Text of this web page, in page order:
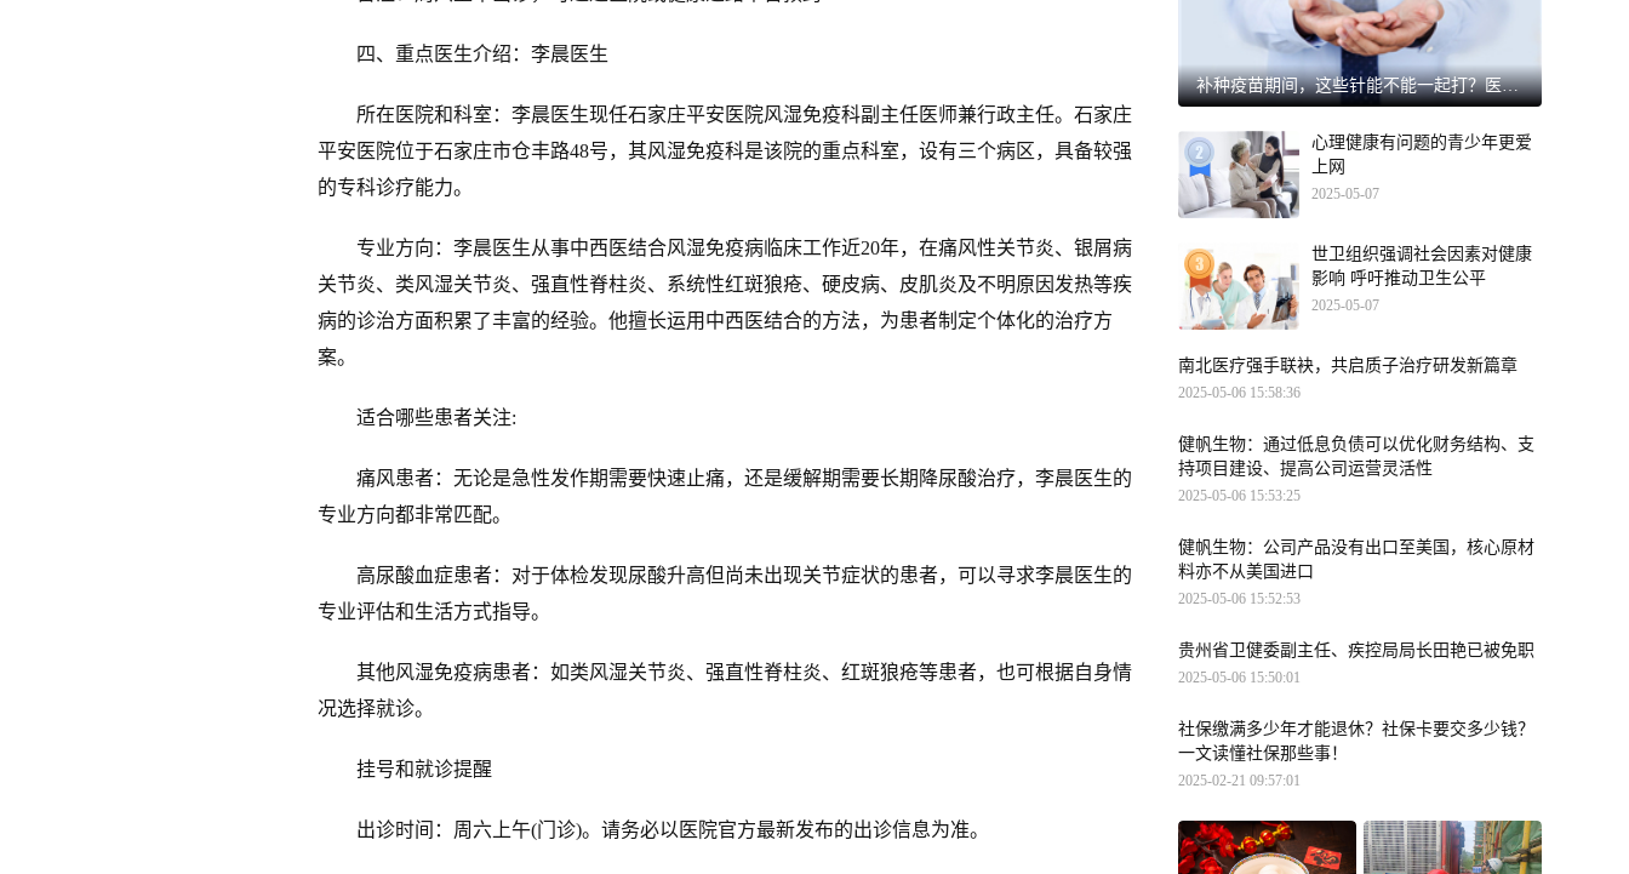
四、重点医生介绍：李晨医生
所在医院和科室：李晨医生现任石家庄平安医院风湿免疫科副主任医师兼行政主任。石家庄
平安医院位于石家庄市仓丰路48号，其风湿免疫科是该院的重点科室，设有三个病区，具备较强
的专科诊疗能力。
专业方向：李晨医生从事中西医结合风湿免疫病临床工作近20年，在痛风性关节炎、银屑病
关节炎、类风湿关节炎、强直性脊柱炎、系统性红斑狼疮、硬皮病、皮肌炎及不明原因发热等疾
病的诊治方面积累了丰富的经验。他擅长运用中西医结合的方法，为患者制定个体化的治疗方
案。
适合哪些患者关注:
痛风患者：无论是急性发作期需要快速止痛，还是缓解期需要长期降尿酸治疗，李晨医生的
专业方向都非常匹配。
高尿酸血症患者：对于体检发现尿酸升高但尚未出现关节症状的患者，可以寻求李晨医生的
专业评估和生活方式指导。
其他风湿免疫病患者：如类风湿关节炎、强直性脊柱炎、红斑狼疮等患者，也可根据自身情
况选择就诊。
挂号和就诊提醒
出诊时间：周六上午(门诊)。请务必以医院官方最新发布的出诊信息为准。
补种疫苗期间，这些针能不能一起打？医生紧急提醒
心理健康有问题的青少年更爱
上网
2025-05-07
世卫组织强调社会因素对健康
影响 呼吁推动卫生公平
2025-05-07
南北医疗强手联袂，共启质子治疗研发新篇章
2025-05-06 15:58:36
健帆生物：通过低息负债可以优化财务结构、支
持项目建设、提高公司运营灵活性
2025-05-06 15:53:25
健帆生物：公司产品没有出口至美国，核心原材
料亦不从美国进口
2025-05-06 15:52:53
贵州省卫健委副主任、疾控局局长田艳已被免职
2025-05-06 15:50:01
社保缴满多少年才能退休？社保卡要交多少钱？
一文读懂社保那些事！
2025-02-21 09:57:01